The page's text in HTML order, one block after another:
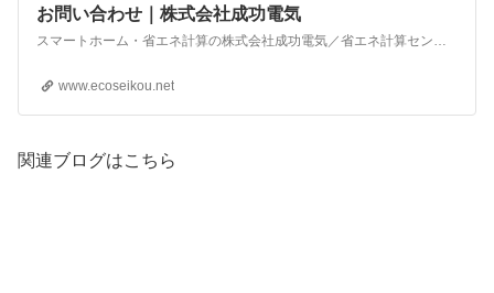
お問い合わせ｜株式会社成功電気
スマートホーム・省エネ計算の株式会社成功電気／省エネ計算センター
www.ecoseikou.net
関連ブログはこちら